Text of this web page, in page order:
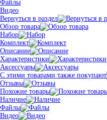
Файлы
Видео
Вернуться в раздел
Обзор товара
Набор
Комплект
Описание
Характеристики
Аксессуары
С этими товарами также покупают
Отзывы
Похожие товары
Наличие
Файлы
Видео